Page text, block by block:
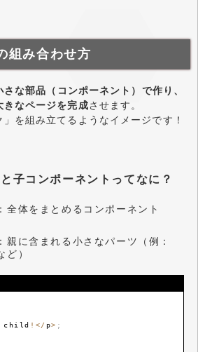
組み合わせ方
さな部品（コンポーネント）で作り、
きなページを完成させます。
を組み立てるようなイメージです！
子コンポーネントってなに？
：全体をまとめるコンポーネント
：親に含まれる小さなパーツ（例：
）
child ! </ p> ;